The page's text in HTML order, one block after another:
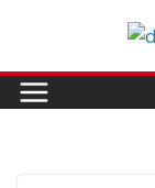
content